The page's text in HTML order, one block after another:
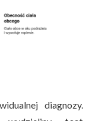
diagnozy.